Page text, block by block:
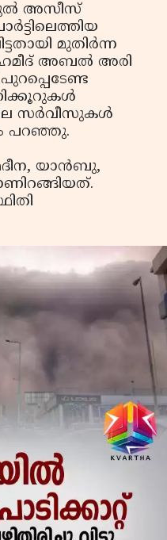
അസീസ്
മുതിര്‍ന്ന
അബല്‍ അരി
സര്‍വീസുകള്‍
പറഞ്ഞു.
മദീന, യാന്‍ബു,